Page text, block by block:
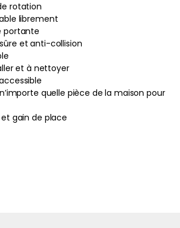
rotation
librement
portante
et anti-collision
et à nettoyer
quelle pièce de la maison pour
gain de place